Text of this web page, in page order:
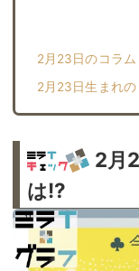
2月23日のコラム
2月23日生まれ
2月
は!?